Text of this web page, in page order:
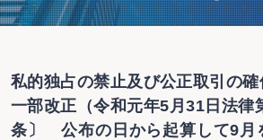
私的独占の禁止及び公正取引の
一部改正（令和元年5月31日法律
条〕 公布の日から起算して9月